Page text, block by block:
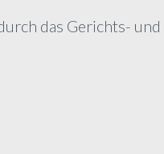
das Gerichts-